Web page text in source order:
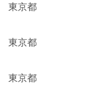
東京都
東京都
東京都